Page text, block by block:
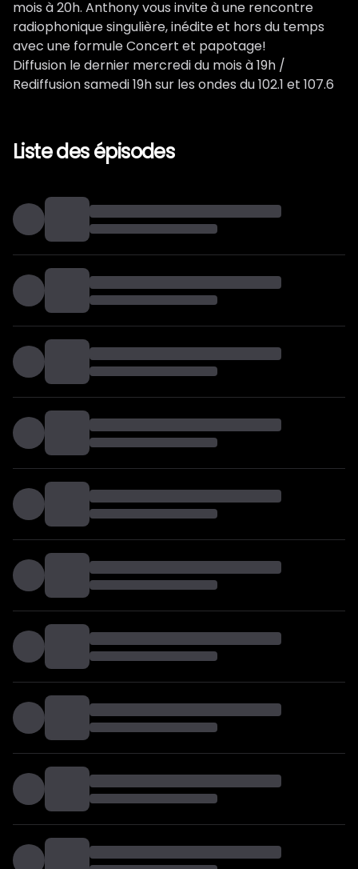
mois à 20h. Anthony vous invite à une rencontre
radiophonique singulière, inédite et hors du temps
avec une formule Concert et papotage!
Diffusion le dernier mercredi du mois à 19h /
Rediffusion samedi 19h sur les ondes du 102.1 et 107.6
Liste des épisodes